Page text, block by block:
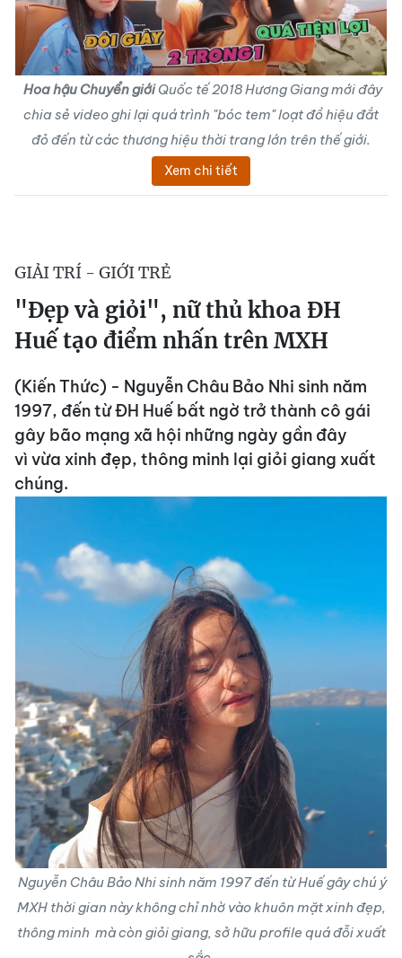
Hoa hậu Chuyển giớiQuốc tế 2018 Hương Giang mới đây
chia sẻ video ghi lại quá trình "bóc tem" loạt đồ hiệu đắt
đỏ đến từ các thương hiệu thời trang lớn trên thế giới.
Xem chi tiết
GIẢI TRÍ - GIỚI TRẺ
"Đẹp và giỏi", nữ thủ khoa ĐH
Huế tạo điểm nhấn trên MXH
(Kiến Thức) - Nguyễn Châu Bảo Nhi sinh năm
1997, đến từ ĐH Huế bất ngờ trở thành cô gái
gây bão mạng xã hội những ngày gần đây
vì vừa xinh đẹp, thông minh lại giỏi giang xuất
chúng.
Nguyễn Châu Bảo Nhi sinh năm 1997 đến từ Huế gây chú ý
MXH thời gian này không chỉ nhờ vào khuôn mặt xinh đẹp,
thông minh mà còn giỏi giang, sở hữu profile quá đỗi xuất